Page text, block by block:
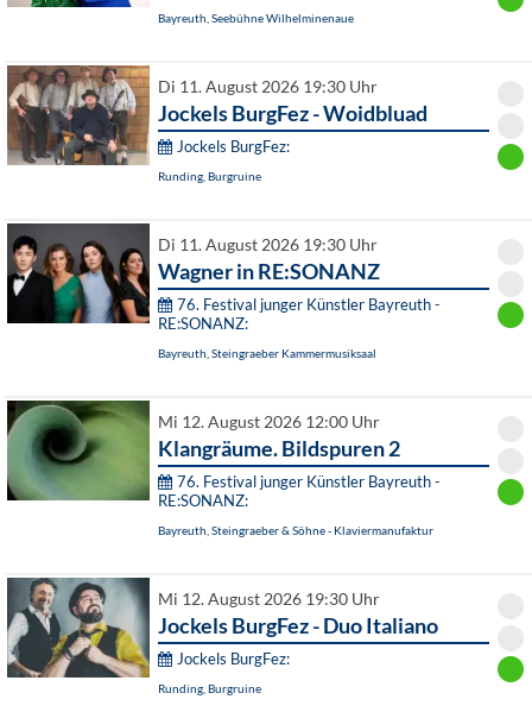
Bayreuth, Seebühne Wilhelminenaue
Di 11. August 2026 19:30 Uhr
Jockels BurgFez - Woidbluad
Jockels BurgFez:
Runding, Burgruine
Di 11. August 2026 19:30 Uhr
Wagner in RE:SONANZ
76. Festival junger Künstler Bayreuth -
RE:SONANZ:
Bayreuth, Steingraeber Kammermusiksaal
Mi 12. August 2026 12:00 Uhr
Klangräume. Bildspuren 2
76. Festival junger Künstler Bayreuth -
RE:SONANZ:
Bayreuth, Steingraeber & Söhne - Klaviermanufaktur
Mi 12. August 2026 19:30 Uhr
Jockels BurgFez - Duo Italiano
Jockels BurgFez:
Runding, Burgruine